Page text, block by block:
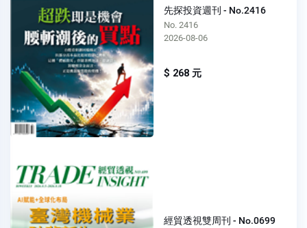
先探投資週刊 - No.2416
No. 2416
2026-08-06
$ 268 元
經貿透視雙周刊 - No.0699